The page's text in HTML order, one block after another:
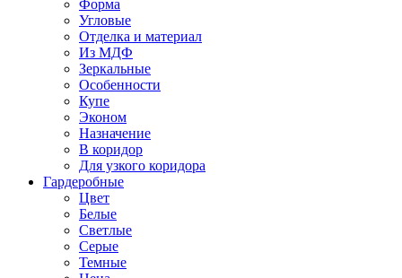
Форма
Угловые
Отделка и материал
Из МДФ
Зеркальные
Особенности
Купе
Эконом
Назначение
В коридор
Для узкого коридора
Гардеробные
Цвет
Белые
Светлые
Серые
Темные